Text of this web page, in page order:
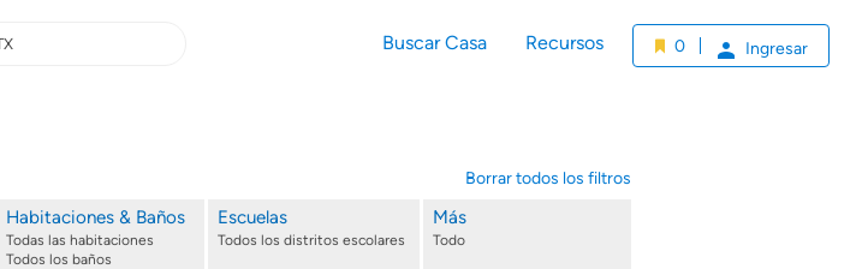
Buscar Casa Recursos 0 Ingresar
Borrar todos los filtros
Habitaciones & Baños
Todas las habitaciones
Todos los baños
Escuelas
Todos los distritos escolares
Más
Todo